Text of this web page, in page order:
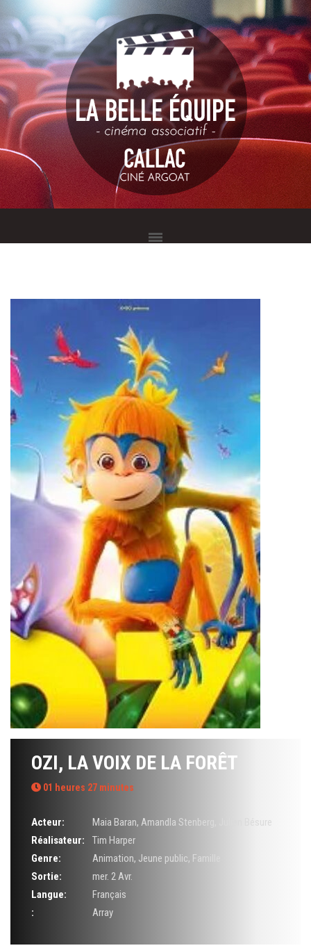
OZI, LA VOIX DE LA FORÊT
01 heures 27 minutes
Acteur: Maia Baran, Amandla Stenberg
Julien Bésure
Réalisateur:
Tim Harper
Genre:
Animation, Jeune public, Famille
Sortie:
mer. 2 Avr.
Langue:
Français
:
Array